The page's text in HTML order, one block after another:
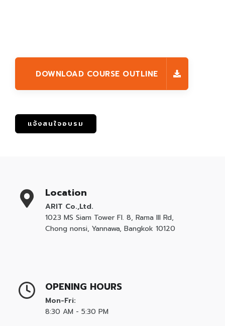
DOWNLOAD COURSE OUTLINE
แจ้งสนใจอบรม
Location
ARIT Co.,Ltd.
1023 MS Siam Tower Fl. 8, Rama III Rd,
Chong nonsi, Yannawa, Bangkok 10120
OPENING HOURS
Mon-Fri:
8:30 AM - 5:30 PM